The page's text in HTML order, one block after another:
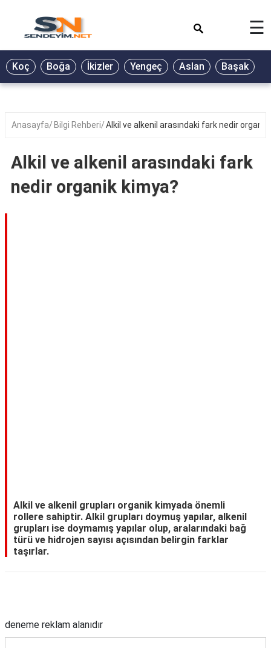
BİYOGRAFİ
GALERİ
ŞİİR
RÜYA
☰
Koç Boğa İkizler Yengeç Aslan Başak
Anasayfa Bilgi Rehberi Alkil ve alkenil arasındaki fark nedir organik
Alkil ve alkenil arasındaki fark
nedir organik kimya?
Alkil ve alkenil grupları organik kimyada önemli
rollere sahiptir. Alkil grupları doymuş yapılar, alkenil
grupları ise doymamış yapılar olup, aralarındaki bağ
türü ve hidrojen sayısı açısından belirgin farklar
taşırlar.
deneme reklam alanıdır